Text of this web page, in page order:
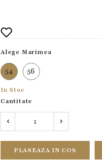
Alege Marimea
54 56
In Stoc
Cantitate
PLASEAZA IN COS